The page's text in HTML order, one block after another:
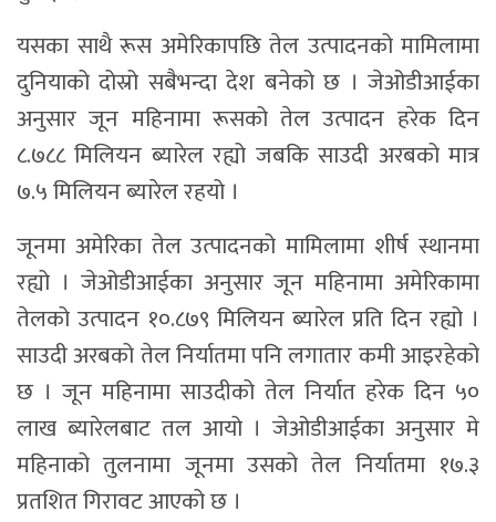
यसका साथै रूस अमेरिकापछि तेल उत्पादनको मामिलामा
दुनियाको दोस्रो सबैभन्दा देश बनेको छ । जेओडीआईका
अनुसार जून महिनामा रूसको तेल उत्पादन हरेक दिन
८.७८८ मिलियन ब्यारेल रह्यो जबकि साउदी अरबको मात्र
७.५ मिलियन ब्यारेल रहयो ।
जूनमा अमेरिका तेल उत्पादनको मामिलामा शीर्ष स्थानमा
रह्यो । जेओडीआईका अनुसार जून महिनामा अमेरिकामा
तेलको उत्पादन १०.८७९ मिलियन ब्यारेल प्रति दिन रह्यो ।
साउदी अरबको तेल निर्यातमा पनि लगातार कमी आइरहेको
छ । जून महिनामा साउदीको तेल निर्यात हरेक दिन ५०
लाख ब्यारेलबाट तल आयो । जेओडीआईका अनुसार मे
महिनाको तुलनामा जूनमा उसको तेल निर्यातमा १७.३
प्रतशित गिरावट आएको छ ।